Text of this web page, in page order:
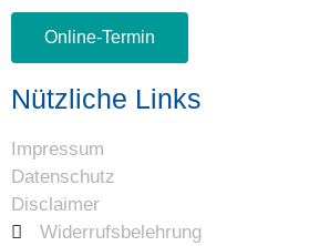
Online-Termin
Nützliche Links
Impressum
Datenschutz
Disclaimer
Widerrufsbelehrung